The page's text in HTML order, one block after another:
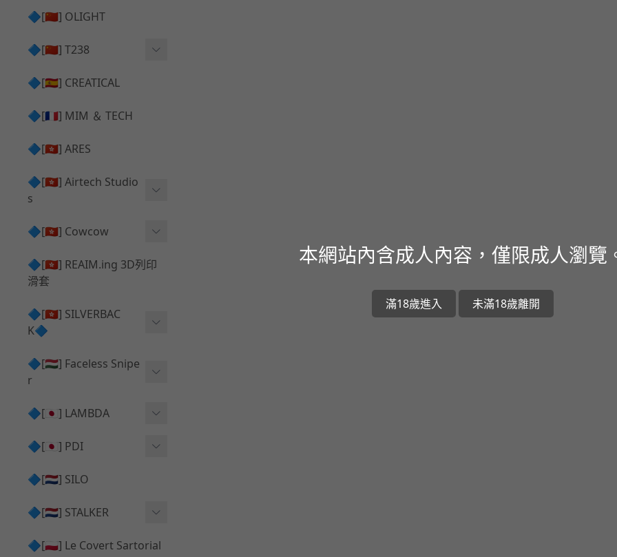
腰帶 ⧸ 腿掛
競速扳機 ⧸ Speed Trigger
彈匣釋放鈕 ⧸ Mag Releas
推嘴 ⧸ Nozzle
🔷[🇨🇳] OLIGHT
🔷[🇨🇳] T238
電子扳機
發光器
🔷[🇪🇸] CREATICAL
🔷[🇫🇷] MIM ＆ TECH
🔷[🇭🇰] ARES
🔷[🇭🇰] Airtech Studio
s
VFC
G＆G
Krytac
KWA
Tokyo Marui
PROWIN
MAXX
SILVERBACK SRS
🔷[🇭🇰] Cowcow
TM Glock 系列
Action Army AAP01 系列
UMAREX VFC 系列
KWA⧸KSC系列
🔷[🇭🇰] REAIM.ing 3D列印
滑套
🔷[🇭🇰] SILVERBAC
K🔷
SRS ⧸ HTI 🟦 主體 ⧸ 彈匣
✅ 碳纖管 ⧸ 彈簧
TAC-41 👁️‍🗨️ 外觀 ⧸ 色彩
MDR-X 🟦 主體 ⧸ 彈匣
✅ 通用 ⧸ 精品
MDR-X 🔄 原廠 ⧸ 零件
🔷[🇭🇺] Faceless Snipe
r
Mk23 ⧸ SSX23
SRS ⧸ HTI ⧸ TAC-41
🔷[🇯🇵] LAMBDA
Lambda 05 GBB 精密內管
Lambda 03 AEG 精密內管
Lambda 05 AEG 精密內管
🔷[🇯🇵] PDI
01 精密內管
05 精密內管
🔷[🇳🇱] SILO
🔷[🇳🇱] STALKER
Action Army AAP01 升級
🔷[🇵🇱] Le Covert Sartorial
本網站內含成人內容，僅限成人瀏覽
滿18歲進入 未滿18歲離開